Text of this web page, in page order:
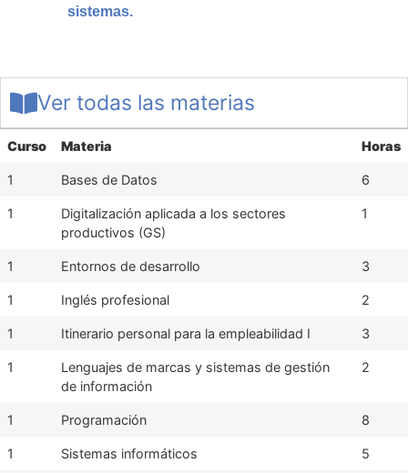
sistemas.
Ver todas las materias
Curso Materia Horas
1 Bases de Datos 6
1
Digitalización aplicada a los sectores
productivos (GS)
1
1 Entornos de desarrollo 3
1 Inglés profesional 2
1 Itinerario personal para la empleabilidad I 3
1
Lenguajes de marcas y sistemas de gestión
de información
2
1 Programación 8
1 Sistemas informáticos 5